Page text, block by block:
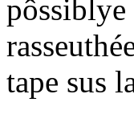
tape sus